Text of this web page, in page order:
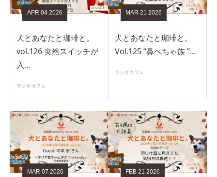
APR 04 2026
犬とあなたと珈琲と。
vol.126 突然スイッチが
入...
ラジオカフェ
MAR 21 2026
犬とあなたと珈琲と。
Vol.125 “鼻ぺちゃ族 ”...
ラジオカフェ
MAR 07 2026 FEB 21 2026